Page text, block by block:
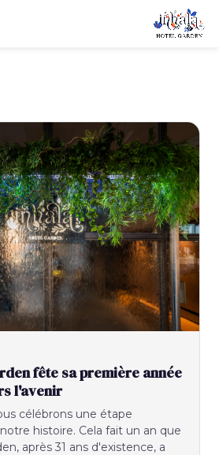
fête sa première année
l'avenir
célébrons une étape
histoire. Cela fait un an que
après 31 ans d'existence, a